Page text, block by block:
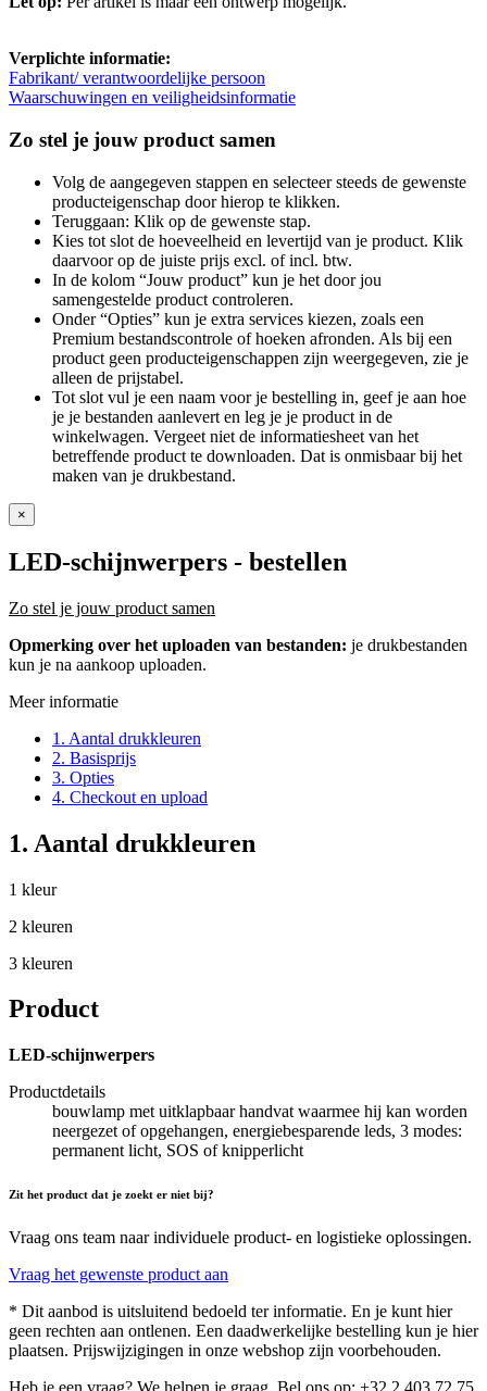
Verplichte informatie:
Fabrikant/ verantwoordelijke persoon
Waarschuwingen en veiligheidsinformatie
Zo stel je jouw product samen
Volg de aangegeven stappen en selecteer steeds de gewenste
producteigenschap door hierop te klikken.
Teruggaan: Klik op de gewenste stap.
Kies tot slot de hoeveelheid en levertijd van je product. Klik
daarvoor op de juiste prijs excl. of incl. btw.
In de kolom “Jouw product” kun je het door jou
samengestelde product controleren.
Onder “Opties” kun je extra services kiezen, zoals een
Premium bestandscontrole of hoeken afronden. Als bij een
product geen producteigenschappen zijn weergegeven, zie je
alleen de prijstabel.
Tot slot vul je een naam voor je bestelling in, geef je aan hoe
je je bestanden aanlevert en leg je je product in de
winkelwagen. Vergeet niet de informatiesheet van het
betreffende product te downloaden. Dat is onmisbaar bij het
maken van je drukbestand.
×
LED-schijnwerpers - bestellen
Zo stel je jouw product samen
Opmerking over het uploaden van bestanden: je drukbestanden
kun je na aankoop uploaden.
Meer informatie
1. Aantal drukkleuren
2. Basisprijs
3. Opties
4. Checkout en upload
1. Aantal drukkleuren
1 kleur
2 kleuren
3 kleuren
Product
LED-schijnwerpers
Productdetails
bouwlamp met uitklapbaar handvat waarmee hij kan worden
neergezet of opgehangen, energiebesparende leds, 3 modes:
permanent licht, SOS of knipperlicht
Zit het product dat je zoekt er niet bij?
Vraag ons team naar individuele product- en logistieke oplossingen.
Vraag het gewenste product aan
* Dit aanbod is uitsluitend bedoeld ter informatie. En je kunt hier
geen rechten aan ontlenen. Een daadwerkelijke bestelling kun je hier
plaatsen. Prijswijzigingen in onze webshop zijn voorbehouden.